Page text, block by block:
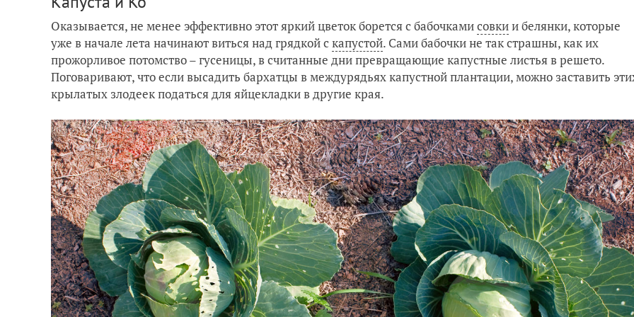
Оказывается, не менее эффективно этот яркий цветок борется с бабочкамисовкии белянки, которые
уже в начале лета начинают виться над грядкой с капустой. Сами бабочки не так страшны, как их
прожорливое потомство – гусеницы, в считанные дни превращающие капустные листья в решето.
Поговаривают, что если высадить бархатцы в междурядьях капустной плантации, можно заставить
крылатых злодеек податься для яйцекладки в другие края.